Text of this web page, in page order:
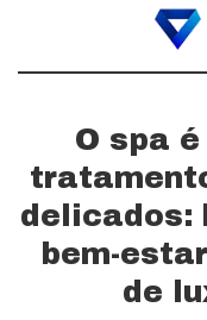
O spa
delicados:
bem-
de